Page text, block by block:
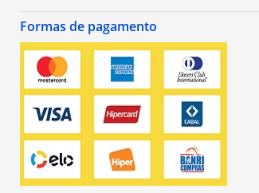
Formas de pagamento